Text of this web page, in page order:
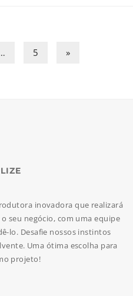
5 »
inovadora que realizará
seu negócio, com uma equipe
lo. Desafie nossos instintos
Uma ótima escolha para
projeto!